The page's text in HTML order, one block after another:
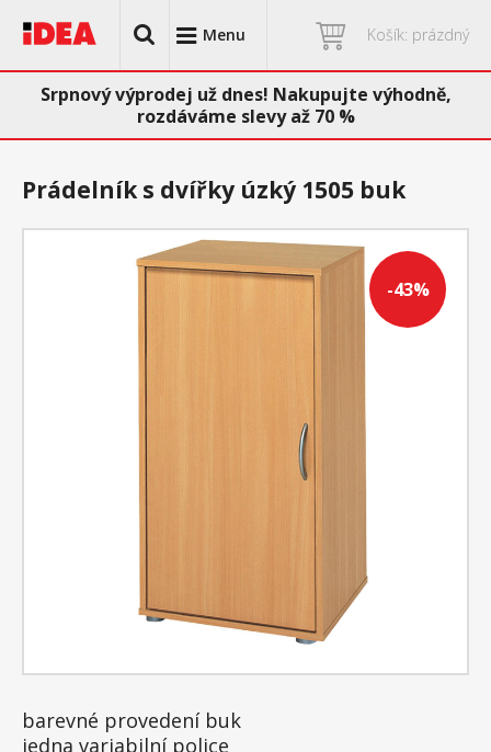
Menu Košík: prázdný
Srpnový výprodej už dnes! Nakupujte výhodně,
rozdáváme slevy až 70 %
-43%
Prádelník s dvířky úzký 1505 buk
barevné provedení buk
jedna variabilní police